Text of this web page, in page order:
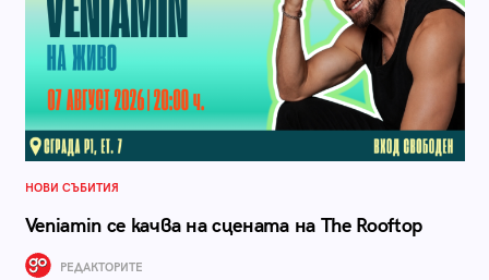
НОВИ СЪБИТИЯ
Veniamin се качва на сцената на The Rooftop
РЕДАКТОРИТЕ